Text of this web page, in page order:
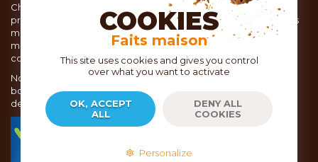
Chez TOC, boutique d’ustensiles de cuisine, nous vous
proposons une large sélection de produits issus des meilleures
marques de matériel de cuisine: Ustensiles de pâtisserie,
matériel de cuisson, service de table, ustensiles de cuisine,
coutellerie, set picnic.
Nous vous réservons un accueil chaleureux au sein de nos 21
boutiques, mais vous trouverez également tout votre matériel
de cuisine en ligne sur notre site internet toc.fr
commerce et de la vente à distance depuis 2018.
COOKIES
Faits maison
This site uses cookies and gives you control
over what you want to activate
OK, ACCEPT
ALL
DENY ALL
COOKIES
Personalize